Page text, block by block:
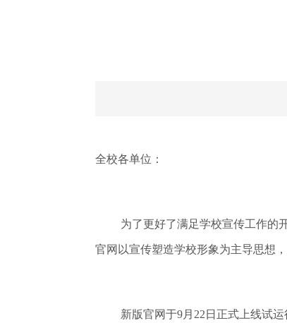
全校各单位：
为了更好了满足学校宣传工作的
官网以宣传塑造学校形象为主导思想
新版官网于9月22日正式上线试